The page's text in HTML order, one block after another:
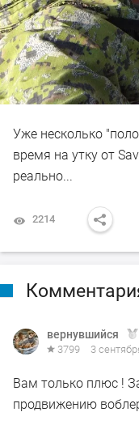
Уже несколько
время на утку от
реально...
2214
вернувшийся
3799 3
Вам только плюс !
продвижению